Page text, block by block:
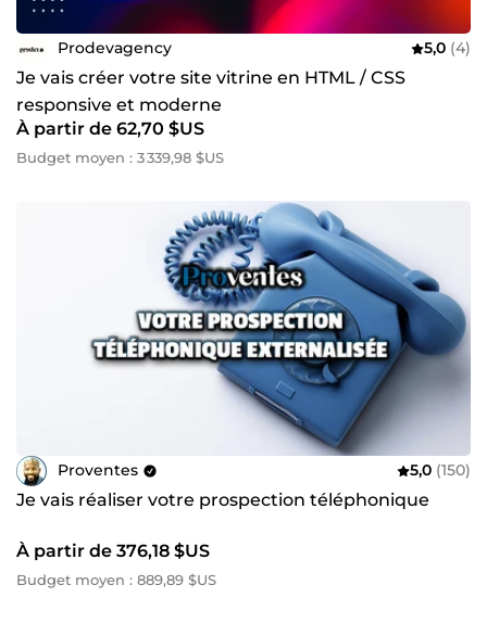
Prodevagency 5,0 (4)
Je vais créer votre site vitrine en HTML / CSS
responsive et moderne
À partir de 62,70 $US
Budget moyen : 3 339,98 $US
Proventes 5,0 (150)
Je vais réaliser votre prospection téléphonique
À partir de 376,18 $US
Budget moyen : 889,89 $US